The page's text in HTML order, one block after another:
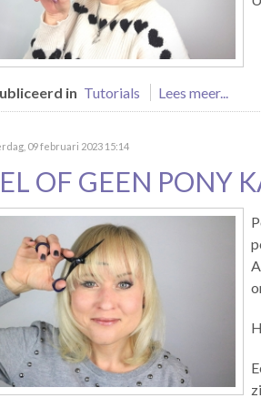
in Tutorials Lees meer...
09 februari 2023 15:14
OF GEEN PONY